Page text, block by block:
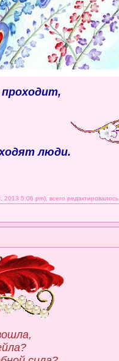
люди.
5:06 pm), всего